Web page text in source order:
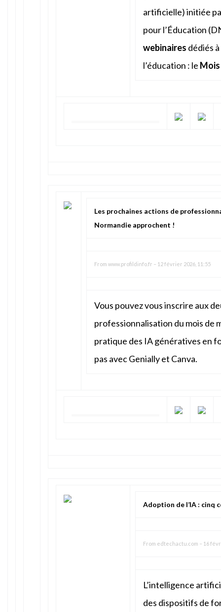
artificielle) initiée
pour l’Éducation
webinaires dédiés
l’éducation : le Mois
Les prochaines actions de
Normandie approchent !
From www.profildinfo.fr – 12 février 2026, 11:55
Vous pouvez vous inscrire aux
professionnalisation du mois de
pratique des IA génératives en
pas avec Genially et Canva.
Adoption de l’IA : cinq
From edtechactu.com – 16
L’intelligence
des dispositifs de